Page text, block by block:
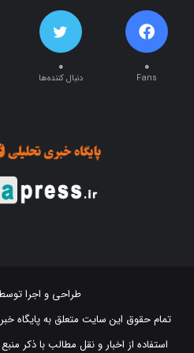
۰
Fans
۰
دنبال کننده‌ها
طراحی و اجرا
تمام حقوق این سایت متعلق به پایگاه